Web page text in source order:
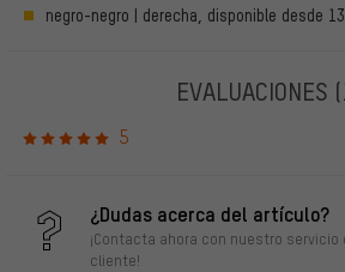
negro-negro | derecha, disponible desde
EVALUACIONES
5
¿Dudas acerca del artículo?
¡Contacta ahora con nuestro
cliente!